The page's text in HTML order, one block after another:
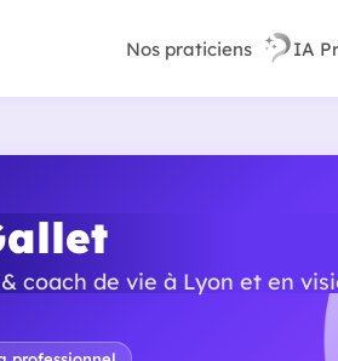
Nos praticiens IA
coach de vie à Lyon et en